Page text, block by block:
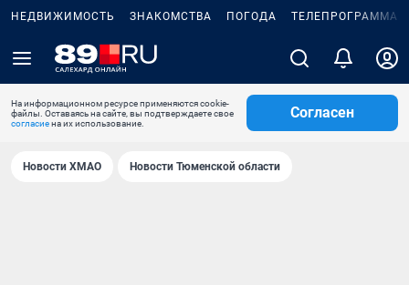
НЕДВИЖИМОСТЬ ЗНАКОМСТВА ПОГОДА ТЕЛЕПРОГРАММА
На информационном ресурсе применяются cookie-
файлы. Оставаясь на сайте, вы подтверждаете свое
согласиена их использование.
Согласен
Новости ХМАО Новости Тюменской области